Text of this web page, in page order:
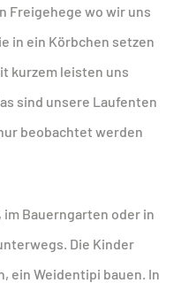
Freigehege wo wir uns
in ein Körbchen setzen
kurzem leisten uns
sind unsere Laufenten
beobachtet werden
im Bauerngarten oder in
Die Kinder
ein Weidentipi bauen. In